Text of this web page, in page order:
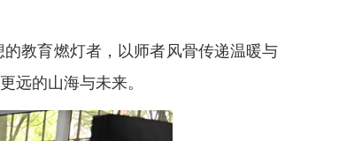
教育燃灯者，以师者风骨传递温暖与
远的山海与未来。